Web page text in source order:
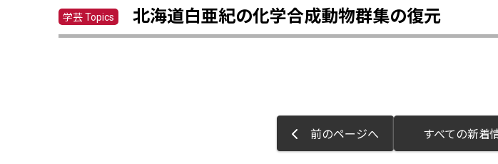
学芸 Topics 北海道白亜紀の化学合成動物群集の復元
前のページへ すべての新着